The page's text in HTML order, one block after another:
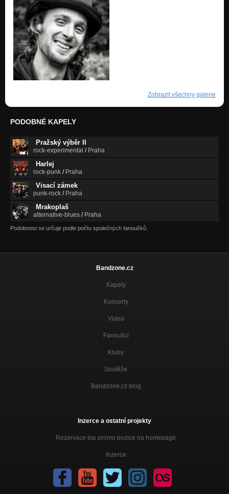
Zobrazit všechny galerie
PODOBNÉ KAPELY
Pražský výběr II
rock-experimental / Praha
Harlej
rock-punk / Praha
Visací zámek
punk-rock / Praha
Mrakoplaš
alternative-blues / Praha
Podobnost se určuje podle počtu společných fanoušků.
Bandzone.cz
Kapely
Koncerty
Videa
Fanoušci
Kluby
Soutěže
Bandzone.cz blog
Inzerce a ostatní projekty
Rezervace top promo pozice na homepage
Inzerce